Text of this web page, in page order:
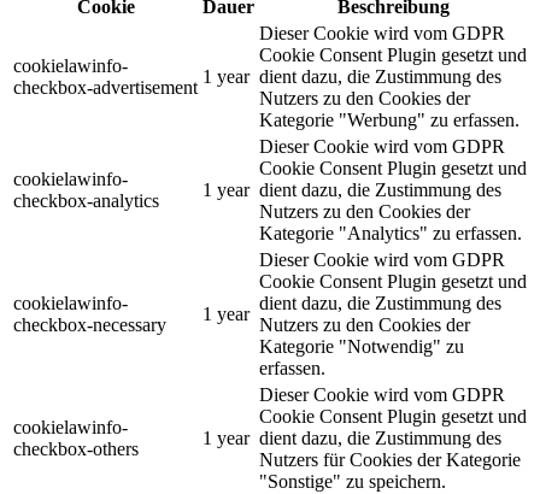
Cookie Dauer Beschreibung
cookielawinfo-
checkbox-advertisement
1 year
Dieser Cookie wird vom GDPR
Cookie Consent Plugin gesetzt und
dient dazu, die Zustimmung des
Nutzers zu den Cookies der
Kategorie "Werbung" zu erfassen.
cookielawinfo-
checkbox-analytics
1 year
Dieser Cookie wird vom GDPR
Cookie Consent Plugin gesetzt und
dient dazu, die Zustimmung des
Nutzers zu den Cookies der
Kategorie "Analytics" zu erfassen.
cookielawinfo-
checkbox-necessary
1 year
Dieser Cookie wird vom GDPR
Cookie Consent Plugin gesetzt und
dient dazu, die Zustimmung des
Nutzers zu den Cookies der
Kategorie "Notwendig" zu
erfassen.
cookielawinfo-
checkbox-others
1 year
Dieser Cookie wird vom GDPR
Cookie Consent Plugin gesetzt und
dient dazu, die Zustimmung des
Nutzers für Cookies der Kategorie
"Sonstige" zu speichern.